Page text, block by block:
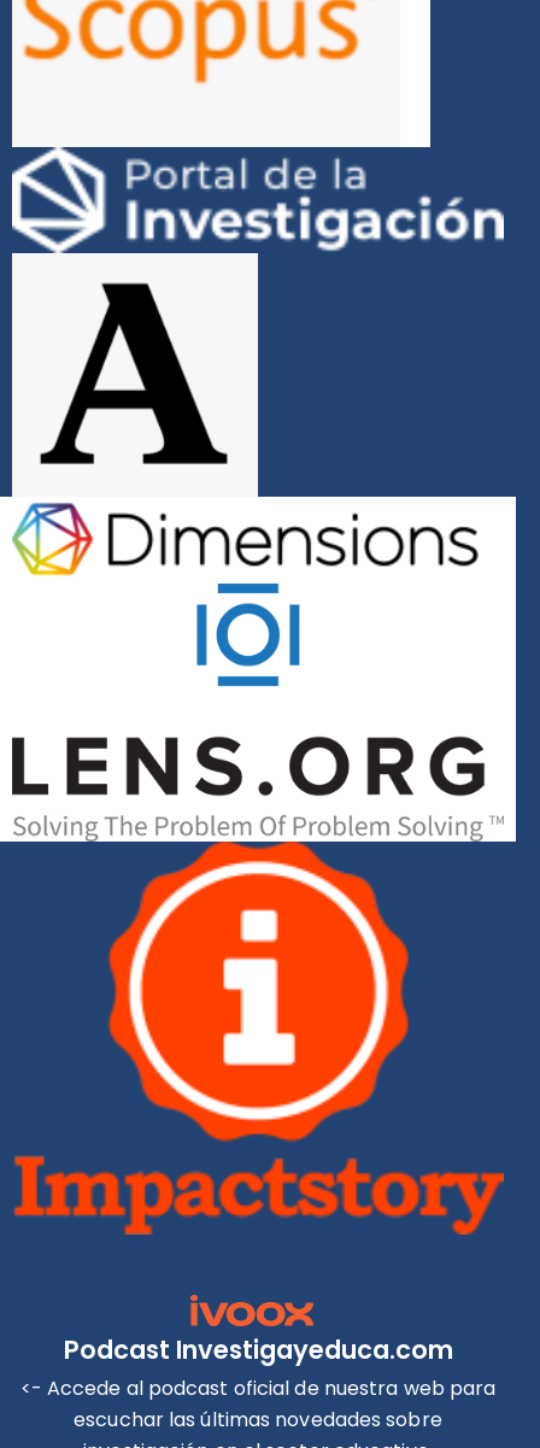
Podcast Investigayeduca.com
<- Accede al podcast oficial de nuestra web para
escuchar las últimas novedades sobre